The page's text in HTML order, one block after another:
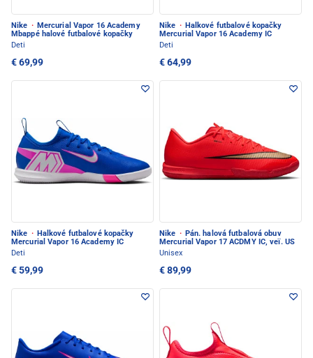
Nike · Mercurial Vapor 16 Academy
Mbappé halové futbalové kopačky
Deti
€ 69,99
Nike · Halkové futbalové kopačky
Mercurial Vapor 16 Academy IC
Deti
€ 64,99
Nike · Halkové futbalové kopačky
Mercurial Vapor 16 Academy IC
Deti
€ 59,99
Nike · Pán. halová futbalová obuv
Mercurial Vapor 17 ACDMY IC, veï. US
Unisex
€ 89,99